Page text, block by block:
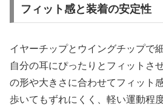
フィット感と装着の安定性
イヤーチップとウイングチップで
自分の耳にぴったりとフィットさ
の形や大きさに合わせてフィット
歩いてもずれにくく、軽い運動程